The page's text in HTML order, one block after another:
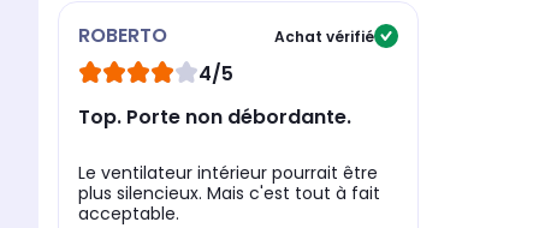
ROBERTO Achat vérifié
4/5
Top. Porte non débordante.
Le ventilateur intérieur pourrait être
plus silencieux. Mais c'est tout à fait
acceptable.